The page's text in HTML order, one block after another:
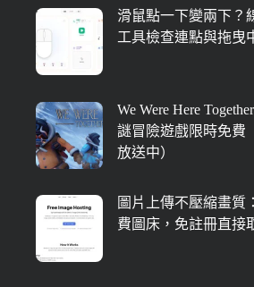
滑鼠點一下變兩下？
工具檢查連點與拖曳
We Were Here
謎冒險遊戲限時免費
放送中）
圖片上傳不壓縮畫質
費圖床，免註冊直接